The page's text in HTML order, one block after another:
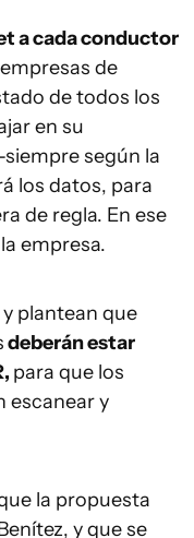
a cada conductor
de
de todos los
en su
según la
los datos, para
de regla. En ese
empresa.
plantean que
deberán estar
para que los
escanear y
la propuesta
y que se